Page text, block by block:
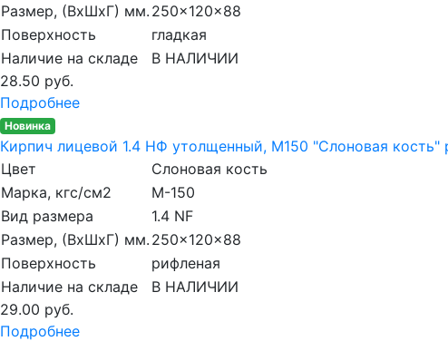
Размер, (ВхШхГ) мм. 250x120x88
Поверхность
гладкая
Наличие на складе
В НАЛИЧИИ
28.50 руб.
Подробнее
Новинка
Кирпич лицевой 1.4 НФ утолщенный, M150 "Слоновая кость"
Цвет
Слоновая кость
Марка, кгс/см2
M-150
Вид размера
1.4 NF
Размер, (ВхШхГ) мм. 250x120x88
Поверхность
рифленая
Наличие на складе
В НАЛИЧИИ
29.00 руб.
Подробнее